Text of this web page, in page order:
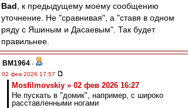
Bad , к предыдущему моему сообщению
уточнение. Не "сравнивая", а "ставя в одном
ряду с Яшиным и Дасаевым". Так будет
правильнее.
BM1964 -
02 фев 2026 17:57
Mosfilmovskiy » 02 фев 2026 16:27
Не пускать в "домик", например, с широко
расставленными ногами